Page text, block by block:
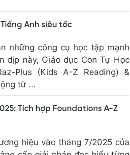
Anh siêu tốc
những công cụ học tập mạnh
dịp này, Giáo dục Con Tự Học
Plus (Kids A-Z Reading) &
từ ...
Tích hợp Foundations A-Z
hiệu vào tháng 7/2025 của